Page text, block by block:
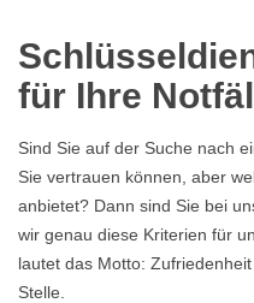
für Ihre
Sind Sie auf der Suche nach
Sie vertrauen können, aber
anbietet? Dann sind Sie bei
wir genau diese Kriterien für
lautet das Motto:
Stelle.